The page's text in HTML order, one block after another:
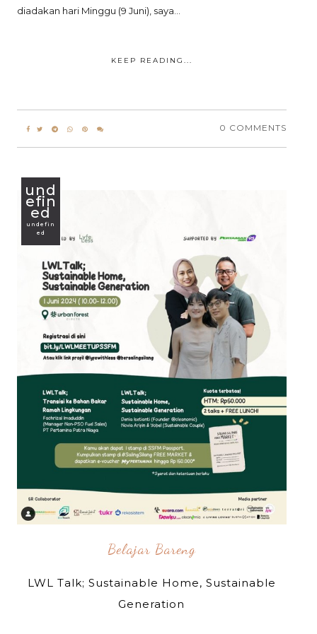
diadakan hari Minggu (9 Juni), saya...
KEEP READING...
0 COMMENTS
und
efin
ed
undefin
ed
Belajar Bareng
LWL Talk; Sustainable Home, Sustainable
Generation